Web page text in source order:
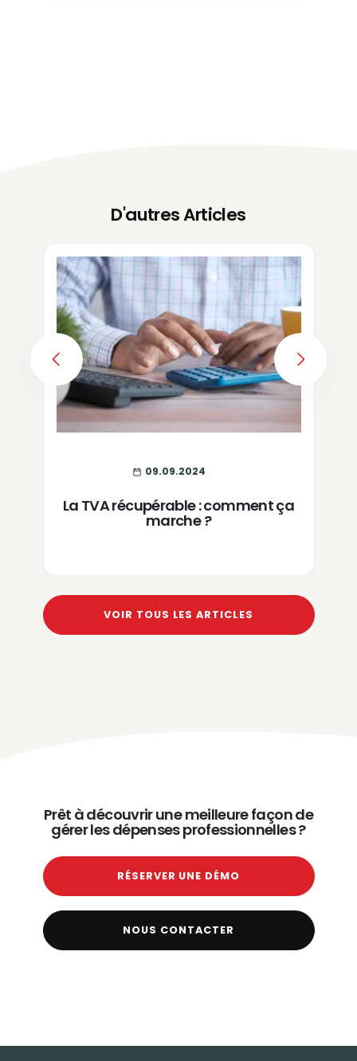
D'autres Articles
09.09.2024
La TVA récupérable : comment ça
marche ?
PREVIOUS
VOIR TOUS LES ARTICLES
Prêt à découvrir une meilleure façon de
gérer les dépenses professionnelles ?
RÉSERVER UNE DÉMO
NOUS CONTACTER